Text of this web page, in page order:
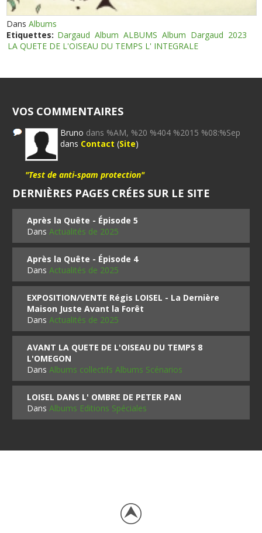
DansAlbums
Etiquettes: Dargaud Album ALBUMS Album Dargaud 2023
LA QUETE DE L'OISEAU DU TEMPS L' INTEGRALE
VOS COMMENTAIRES
Bruno dans %AM, %20 %404 %2015 %08:%Sep
dans Contact (Site)
"Test de anti-spam protection"
DERNIÈRES PAGES CRÉES SUR LE SITE
Après la Quête - Épisode 5
DansActualités de 2025
Après la Quête - Épisode 4
DansActualités de 2025
EXPOSITION/VENTE Régis LOISEL - La Dernière
Maison Juste Avant la Forêt
DansActualités de 2025
AVANT LA QUETE DE L'OISEAU DU TEMPS 8
L'OMEGON
DansAlbums collectifs Albums Scénarios
LOISEL DANS L' OMBRE DE PETER PAN
DansAlbums Editions Spéciales